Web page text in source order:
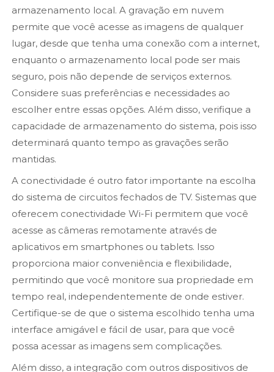
armazenamento local. A gravação em nuvem
permite que você acesse as imagens de qualquer
lugar, desde que tenha uma conexão com a internet,
enquanto o armazenamento local pode ser mais
seguro, pois não depende de serviços externos.
Considere suas preferências e necessidades ao
escolher entre essas opções. Além disso, verifique a
capacidade de armazenamento do sistema, pois isso
determinará quanto tempo as gravações serão
mantidas.
A conectividade é outro fator importante na escolha
do sistema de circuitos fechados de TV. Sistemas que
oferecem conectividade Wi-Fi permitem que você
acesse as câmeras remotamente através de
aplicativos em smartphones ou tablets. Isso
proporciona maior conveniência e flexibilidade,
permitindo que você monitore sua propriedade em
tempo real, independentemente de onde estiver.
Certifique-se de que o sistema escolhido tenha uma
interface amigável e fácil de usar, para que você
possa acessar as imagens sem complicações.
Além disso, a integração com outros dispositivos de